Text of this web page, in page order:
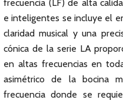
frecuencia (LF) de alta
e inteligentes se incluye el
claridad musical y una
cónica de la serie LA
en altas frecuencias en
asimétrico de la bocina
frecuencia donde se